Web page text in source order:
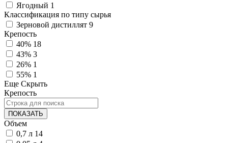
Ягодный 1
Классификация по типу сырья
Зерновой дистиллят 9
Крепость
40% 18
43% 3
26% 1
55% 1
Еще Скрыть
Крепость
ПОКАЗАТЬ
Объем
0,7 л 14